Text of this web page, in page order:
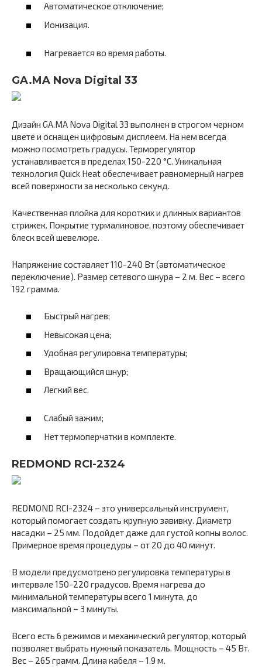
Автоматическое отключение;
Ионизация.
Нагревается во время работы.
GA.MA Nova Digital 33
Дизайн GA.MA Nova Digital 33 выполнен в строгом черном
цвете и оснащен цифровым дисплеем. На нем всегда
можно посмотреть градусы. Терморегулятор
устанавливается в пределах 150-220 °С. Уникальная
технология Quick Heat обеспечивает равномерный нагрев
всей поверхности за несколько секунд.
Качественная плойка для коротких и длинных вариантов
стрижек. Покрытие турмалиновое, поэтому обеспечивает
блеск всей шевелюре.
Напряжение составляет 110-240 Вт (автоматическое
переключение). Размер сетевого шнура – 2 м. Вес – всего
192 грамма.
Быстрый нагрев;
Невысокая цена;
Удобная регулировка температуры;
Вращающийся шнур;
Легкий вес.
Слабый зажим;
Нет термоперчатки в комплекте.
REDMOND RCI-2324
REDMOND RCI-2324 – это универсальный инструмент,
который помогает создать крупную завивку. Диаметр
насадки – 25 мм. Подойдет даже для густой копны волос.
Примерное время процедуры – от 20 до 40 минут.
В модели предусмотрено регулировка температуры в
интервале 150-220 градусов. Время нагрева до
минимальной температуры всего 1 минута, до
максимальной – 3 минуты.
Всего есть 6 режимов и механический регулятор, который
позволяет выбрать нужный показатель. Мощность – 45 Вт.
Вес – 265 грамм. Длина кабеля – 1.9 м.